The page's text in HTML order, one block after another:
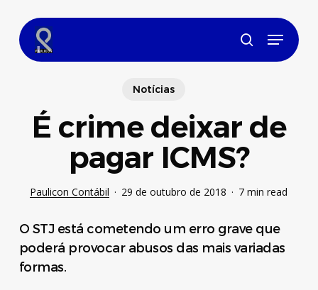
main
content
search
Menu
Notícias
É crime deixar de
pagar ICMS?
Paulicon Contábil 29 de outubro de 2018 7 min read
O STJ está cometendo um erro grave que
poderá provocar abusos das mais variadas
formas.